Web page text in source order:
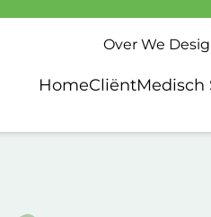
Over We
HomeCliëntMedisch